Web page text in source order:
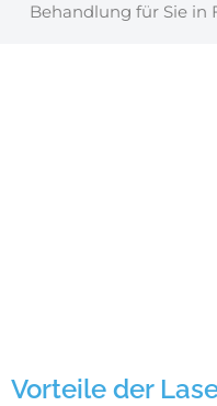
Behandlung für Sie in
Vorteile der